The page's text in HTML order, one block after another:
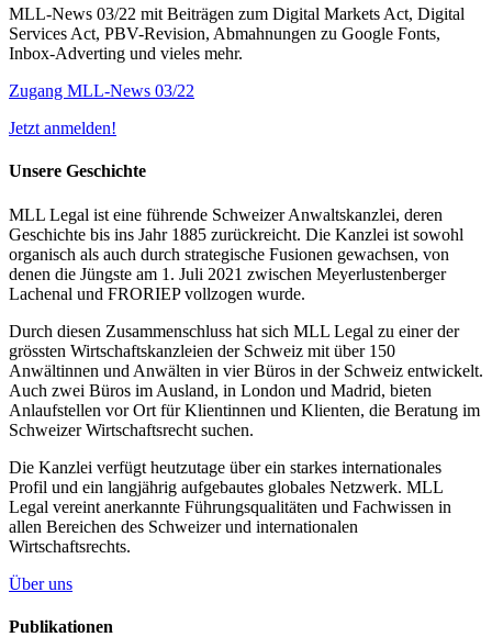
MLL-News 03/22 mit Beiträgen zum Digital Markets Act, Digital
Services Act, PBV-Revision, Abmahnungen zu Google Fonts,
Inbox-Adverting und vieles mehr.
Zugang MLL-News 03/22
Jetzt anmelden!
Unsere Geschichte
MLL Legal ist eine führende Schweizer Anwaltskanzlei, deren
Geschichte bis ins Jahr 1885 zurückreicht. Die Kanzlei ist sowohl
organisch als auch durch strategische Fusionen gewachsen, von
denen die Jüngste am 1. Juli 2021 zwischen Meyerlustenberger
Lachenal und FRORIEP vollzogen wurde.
Durch diesen Zusammenschluss hat sich MLL Legal zu einer der
grössten Wirtschaftskanzleien der Schweiz mit über 150
Anwältinnen und Anwälten in vier Büros in der Schweiz entwickelt.
Auch zwei Büros im Ausland, in London und Madrid, bieten
Anlaufstellen vor Ort für Klientinnen und Klienten, die Beratung im
Schweizer Wirtschaftsrecht suchen.
Die Kanzlei verfügt heutzutage über ein starkes internationales
Profil und ein langjährig aufgebautes globales Netzwerk. MLL
Legal vereint anerkannte Führungsqualitäten und Fachwissen in
allen Bereichen des Schweizer und internationalen
Wirtschaftsrechts.
Über uns
Publikationen